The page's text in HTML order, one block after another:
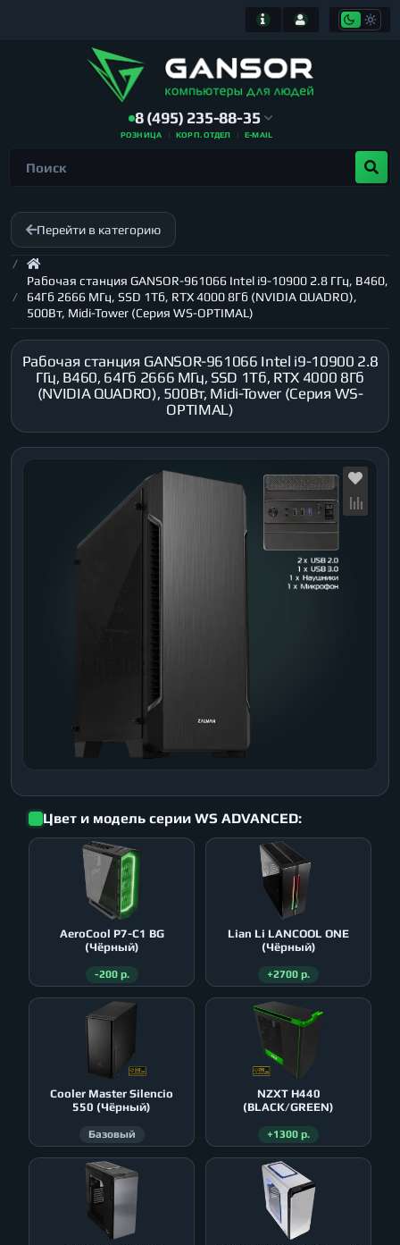
8 (495) 235-88-35
РОЗНИЦА КОРП. ОТДЕЛ E-MAIL
Перейти в категорию
Рабочая станция GANSOR-961066 Intel i9-10900 2.8 ГГц, B460,
64Гб 2666 МГц, SSD 1Тб, RTX 4000 8Гб (NVIDIA QUADRO),
500Вт, Midi-Tower (Серия WS-OPTIMAL)
Рабочая станция GANSOR-961066 Intel i9-10900 2.8
ГГц, B460, 64Гб 2666 МГц, SSD 1Тб, RTX 4000 8Гб
(NVIDIA QUADRO), 500Вт, Midi-Tower (Серия WS-
OPTIMAL)
Цвет и модель серии WS ADVANCED:
AeroСool P7-C1 BG
(Чёрный)
-200 р.
Lian Li LANCOOL ONE
(Чёрный)
+2700 р.
Cooler Master Silencio
550 (Чёрный)
Базовый
NZXT H440
(BLACK/GREEN)
+1300 р.